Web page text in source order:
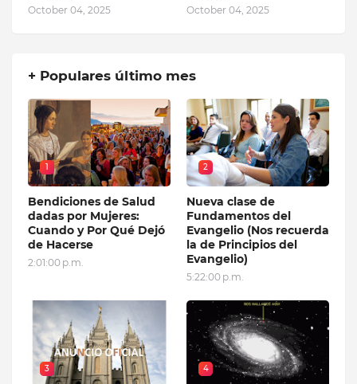
October 04, 2025 October 04, 2025
+ Populares último mes
1
Bendiciones de Salud
dadas por Mujeres:
Cuando y Por Qué Dejó
de Hacerse
2:01:00 p.m.
2
Nueva clase de
Fundamentos del
Evangelio (Nos recuerda
la de Principios del
Evangelio)
5:22:00 p.m.
3 4